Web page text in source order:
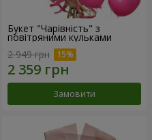
Букет "Чарівність" з
повітряними кульками
2 949 грн
Замовити